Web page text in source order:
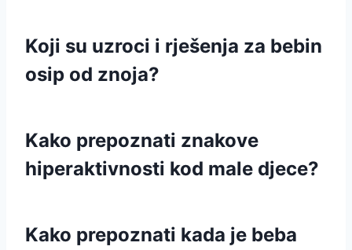
Koji su uzroci i rješenja za bebin
osip od znoja?
Kako prepoznati znakove
hiperaktivnosti kod male djece?
Kako prepoznati kada je beba